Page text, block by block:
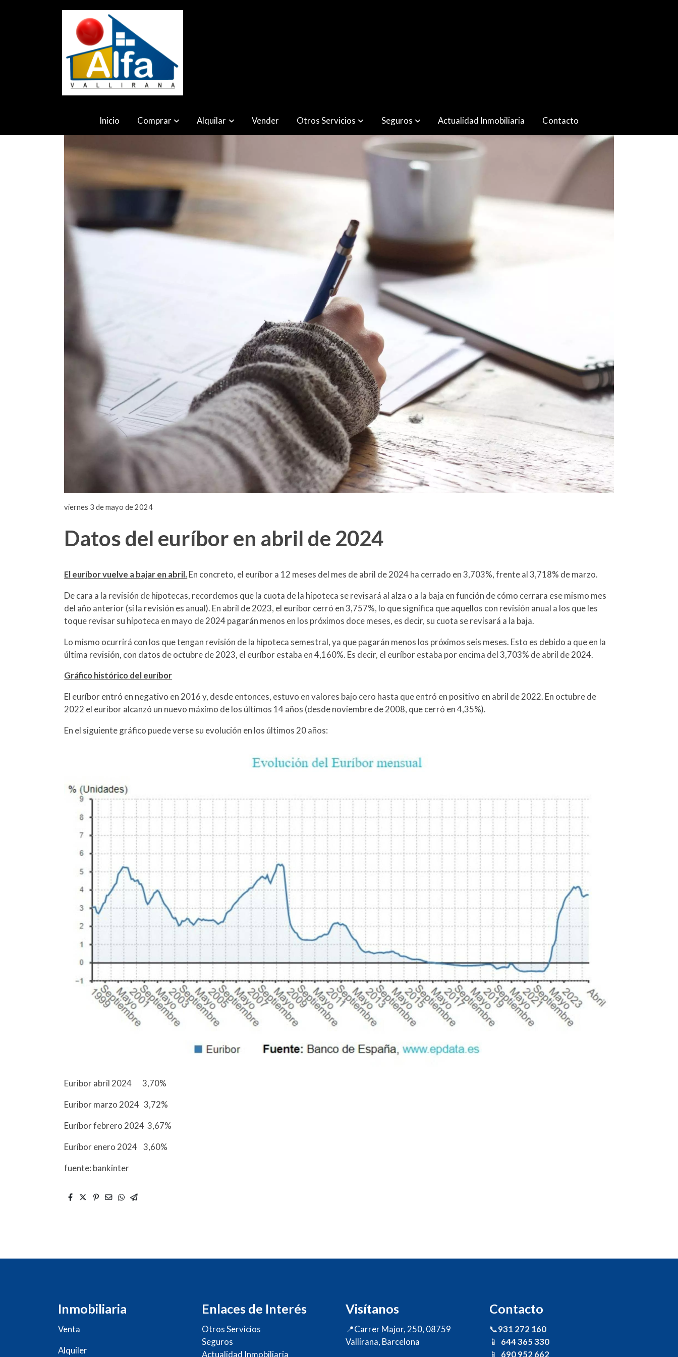
Inicio Comprar Alquilar Vender Otros Servicios Seguros Actualidad Inmobiliaria Contacto
viernes 3 de mayo de 2024
Datos del euríbor en abril de 2024
El euríbor vuelve a bajar en abril. En concreto, el euríbor a 12 meses del mes de abril de 2024 ha cerrado en 3,703%, frente al 3,718% de marzo.
De cara a la revisión de hipotecas, recordemos que la cuota de la hipoteca se revisará al alza o a la baja en función de cómo cerrara ese mismo mes
del año anterior (si la revisión es anual). En abril de 2023, el euríbor cerró en 3,757%, lo que significa que aquellos con revisión anual a los que les
toque revisar su hipoteca en mayo de 2024 pagarán menos en los próximos doce meses, es decir, su cuota se revisará a la baja.
Lo mismo ocurrirá con los que tengan revisión de la hipoteca semestral, ya que pagarán menos los próximos seis meses. Esto es debido a que en la
última revisión, con datos de octubre de 2023, el euríbor estaba en 4,160%. Es decir, el euríbor estaba por encima del 3,703% de abril de 2024.
Gráfico histórico del euríbor
El euríbor entró en negativo en 2016 y, desde entonces, estuvo en valores bajo cero hasta que entró en positivo en abril de 2022. En octubre de
2022 el euríbor alcanzó un nuevo máximo de los últimos 14 años (desde noviembre de 2008, que cerró en 4,35%).
En el siguiente gráfico puede verse su evolución en los últimos 20 años:
Euribor abril 2024 3,70%
Euribor marzo 2024 3,72%
Euríbor febrero 2024 3,67%
Euríbor enero 2024 3,60%
fuente: bankinter
Inmobiliaria
Venta
Alquiler
Enlaces de Interés
Otros Servicios
Seguros
Actualidad Inmobiliaria
Visítanos
📍Carrer Major, 250, 08759
Vallirana, Barcelona
Contacto
📞931 272 160
📱 644 365 330
📱 690 952 662